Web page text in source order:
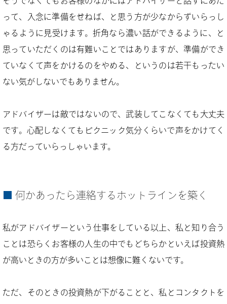
って、入念に準備をせねば、と思う方が少なからずいらっし
ゃるように見受けます。折角なら濃い話ができるように、と
思っていただくのは有難いことではありますが、準備ができ
ていなくて声をかけるのをやめる、というのは若干もったい
ない気がしないでもありません。
アドバイザーは敵ではないので、武装してこなくても大丈夫
です。心配しなくてもピクニック気分くらいで声をかけてく
る方だっていらっしゃいます。
何かあったら連絡するホットラインを築く
私がアドバイザーという仕事をしている以上、私と知り合う
ことは恐らくお客様の人生の中でもどちらかといえば投資熱
が高いときの方が多いことは想像に難くないです。
ただ、そのときの投資熱が下がることと、私とコンタクトを